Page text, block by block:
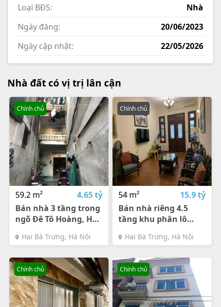
Loại BĐS:
Nhà
Ngày đăng:
20/06/2023
Ngày cập nhật:
22/05/2026
Nhà đất có vị trị lân cận
Chính chủ
59.2 m²
4.65 tỷ
Bán nhà 3 tầng trong
ngõ Đê Tô Hoàng, Hà
đồng và diện tích 59m
Hai Bà Trưng, Hà Nội
Chính chủ
54 m²
15.9 tỷ
Bán nhà riêng 4.5
tầng khu phân lô
Trưng, Hà Nội
Hai Bà Trưng, Hà Nội
Chính chủ Chính chủ